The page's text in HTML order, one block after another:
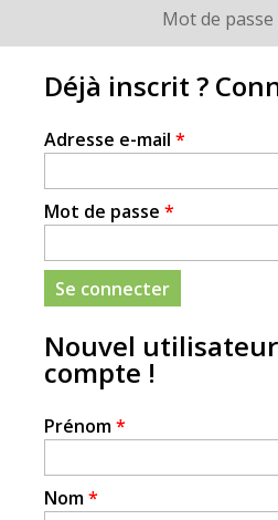
Mot de
Déjà inscrit ?
Adresse e-mail *
Mot de passe *
Nouvel utilisateur
compte !
Prénom*
Nom*